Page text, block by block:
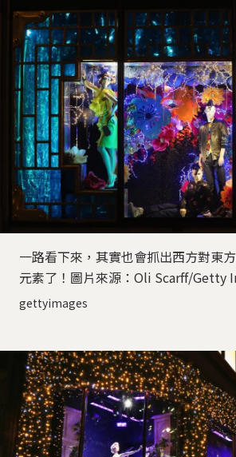
一路看下來，其實也會抓出西方對東
元素了！圖片來源：Oli Scarff/Getty
gettyimages